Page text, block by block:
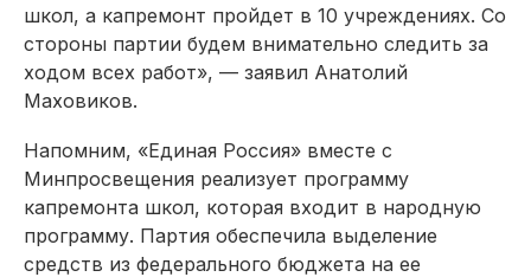
школ, а капремонт пройдет в 10 учреждениях. Со
стороны партии будем внимательно следить за
ходом всех работ», — заявил Анатолий
Маховиков.
Напомним, «Единая Россия» вместе с
Минпросвещения реализует программу
капремонта школ, которая входит в народную
программу. Партия обеспечила выделение
средств из федерального бюджета на ее